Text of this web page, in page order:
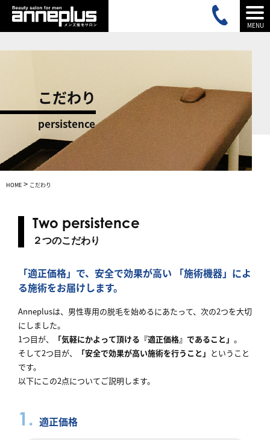
MENU
こだわり
persistence
HOME > こだわり
Two persistence
２つのこだわり
「適正価格」で、安全で効果が高い 「施術機器」によ
る施術をお届けします。
Anneplusは、男性専用の脱毛を始めるにあたって、次の2つを大切
にしました。
1つ目が、
「気軽にかよって頂ける『適正価格』であること」 。
そして2つ目が、
「安全で効果が高い施術を行うこと」 ということ
です。
以下にこの2点についてご説明します。
1. 適正価格